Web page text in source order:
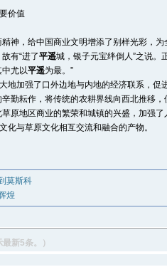
价值
神，给中国商业文明增添了别样光彩，
有“进了平遥城，银子元宝绊倒人”之说。
尤以平遥为最。”
地加强了口外边地与内地的经济联系，
勤耘作，将传统的农耕界线向西北推移
原地区商业的繁荣和城镇的兴盛，加强
化与草原文化相互交流和融合的产物。
莫斯科
煌
新5条。）